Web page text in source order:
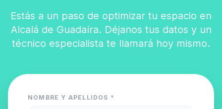
Estás a un paso de optimizar tu espacio en
Alcalá de Guadaíra. Déjanos tus datos y un
técnico especialista te llamará hoy mismo.
NOMBRE Y APELLIDOS *